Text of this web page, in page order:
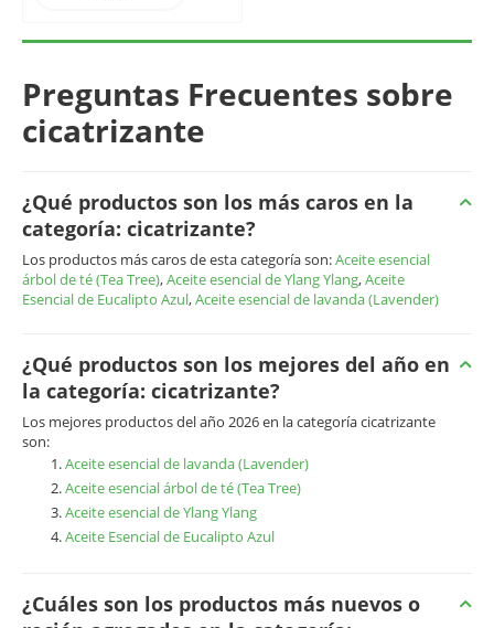
Preguntas Frecuentes sobre
cicatrizante
¿Qué productos son los más caros en la
categoría: cicatrizante?
Los productos más caros de esta categoría son:Aceite esencial
árbol de té (Tea Tree),Aceite esencial de Ylang Ylang,Aceite
Esencial de Eucalipto Azul,Aceite esencial de lavanda (Lavender)
¿Qué productos son los mejores del año en
la categoría: cicatrizante?
Los mejores productos del año 2026 en la categoría cicatrizante
son:
Aceite esencial de lavanda (Lavender)
Aceite esencial árbol de té (Tea Tree)
Aceite esencial de Ylang Ylang
Aceite Esencial de Eucalipto Azul
¿Cuáles son los productos más nuevos o